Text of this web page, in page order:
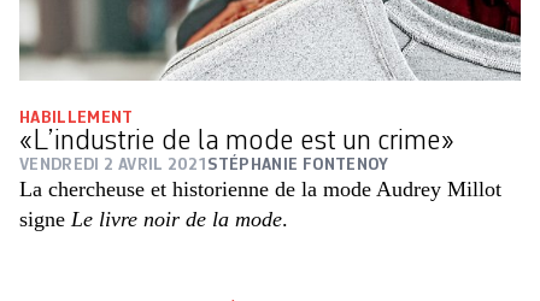
HABILLEMENT
«L’industrie de la mode est un crime»
VENDREDI 2 AVRIL 2021 STÉPHANIE FONTENOY
La chercheuse et historienne de la mode Audrey Millot
signe Le livre noir de la mode.